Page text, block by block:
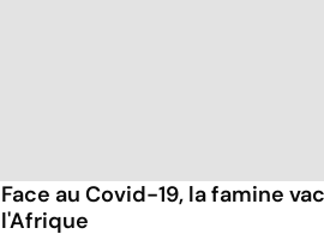
Face au Covid-19, la famine
l'Afrique